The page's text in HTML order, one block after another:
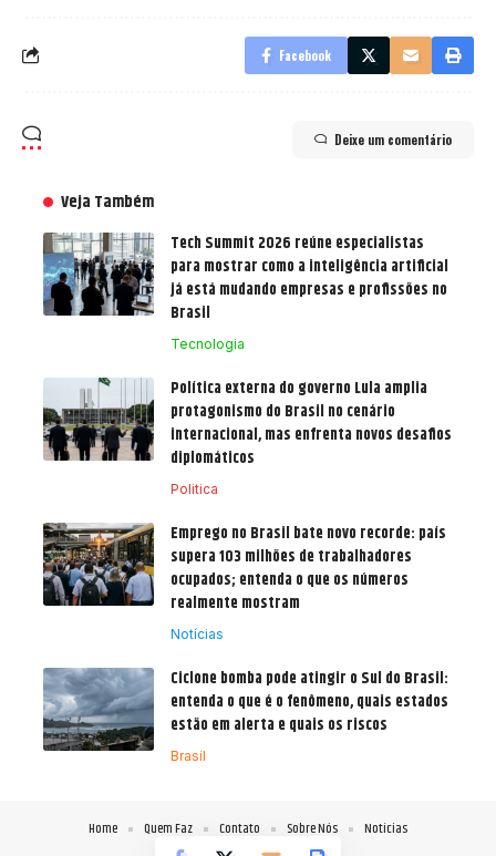
Facebook
Deixe um comentário
Veja Também
Tech Summit 2026 reúne especialistas
para mostrar como a inteligência artificial
já está mudando empresas e profissões no
Brasil
Tecnologia
Política externa do governo Lula amplia
protagonismo do Brasil no cenário
internacional, mas enfrenta novos desafios
diplomáticos
Politica
Emprego no Brasil bate novo recorde: país
supera 103 milhões de trabalhadores
ocupados; entenda o que os números
realmente mostram
Notícias
Ciclone bomba pode atingir o Sul do Brasil:
entenda o que é o fenômeno, quais estados
estão em alerta e quais os riscos
Brasil
Home Quem Faz Contato Sobre Nós Notícias